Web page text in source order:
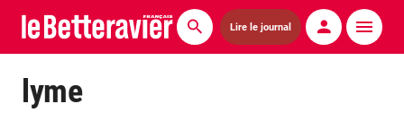
Lire le journal
Actualités
lyme